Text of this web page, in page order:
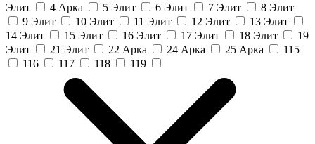
Элит
4 Арка 5 Элит 6 Элит 7 Элит
8 Элит
9 Элит
10 Элит 11 Элит 12 Элит
13 Элит
14 Элит
15 Элит 16 Элит 17 Элит 18 Элит
19
Элит
21 Элит 22 Арка 24 Арка 25 Арка
115
116
117 118 119